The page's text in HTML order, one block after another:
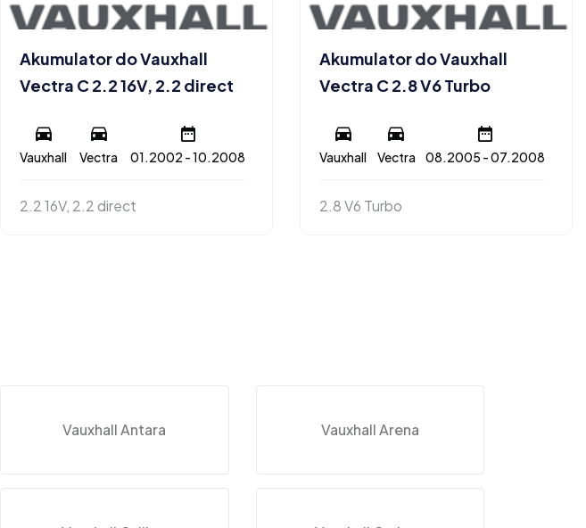
Akumulator do Vauxhall
Vectra C 2.2 16V, 2.2 direct
Vauxhall Vectra 01.2002 - 10.2008
2.2 16V, 2.2 direct
Akumulator do Vauxhall
Vectra C 2.8 V6 Turbo
Vauxhall Vectra 08.2005 - 07.2008
2.8 V6 Turbo
Vauxhall Antara Vauxhall Arena